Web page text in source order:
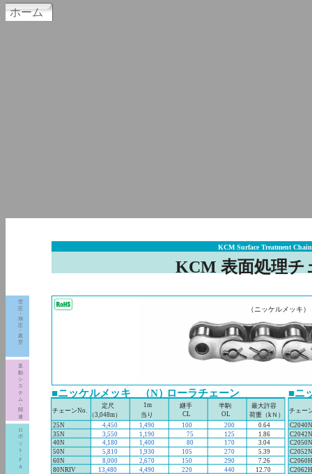
ホーム
KCM 表面処理チ
KCM Surface Treatment
空
圧
・
油
圧
・
真
空
直
動
シ
ス
テ
ム
・
関
連
ロ
ボ
ッ
ト
・
Ｆ
Ａ
■ニッケルメッキ （N）ローラチェーン ■ニ
最大許容
荷重（kＮ）
半駒
OL
継手
CL
1m
当り
定尺
（3,048m）
チェーンNo.
0.64
200
100
1,490
4,450
25N
1.86
125
75
1,190
3,550
35N
3.04
170
80
1,400
4,180
40N
5.39
270
105
1,930
5,810
50N
7.26
290
150
2,670
8,000
60N
12.70
440
220
4,490
13,480
80NRIV
チェー
C2040N
C2042N
C2050N
C2052N
（ニッケルメッキ）